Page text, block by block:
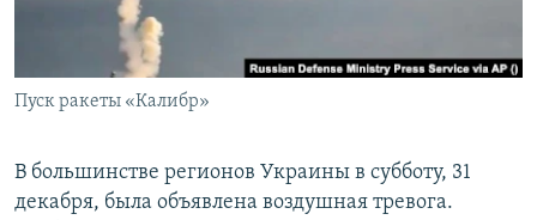
Пуск ракеты «Калибр»
В большинстве регионов Украины в субботу, 31
декабря, была объявлена воздушная тревога.